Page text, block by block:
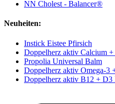
NN Cholest - Balancer®
Neuheiten:
Instick Eistee Pfirsich
Doppelherz aktiv Calcium
Propolia Universal Balm
Doppelherz aktiv Omega-3
Doppelherz aktiv B12 + D3